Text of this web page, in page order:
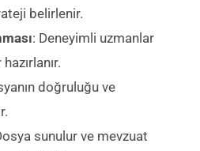
belirlenir.
: Deneyimli uzmanlar
doğruluğu ve
sunulur ve mevzuat